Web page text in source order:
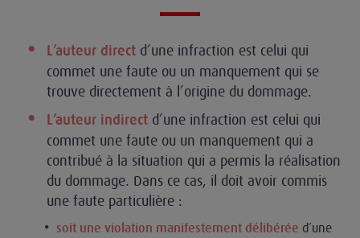
L’auteur direct d’une infraction est celui qui
commet une faute ou un manquement qui se
trouve directement à l’origine du dommage.
L’auteur indirect d’une infraction est celui qui
commet une faute ou un manquement qui a
contribué à la situation qui a permis la réalisation
du dommage. Dans ce cas, il doit avoir commis
une faute particulière :
soit une violation manifestement délibérée d’une